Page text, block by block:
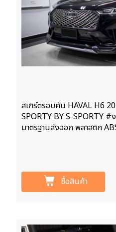
สเกิร์ตรอบคัน HAVAL H6
SPORTY BY S-SPORTY #
มาตรฐานส่งออก พลาสติก
ซื้อสินค้า